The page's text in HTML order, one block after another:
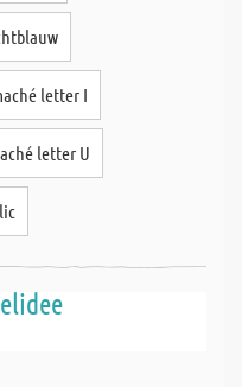
letter I
letter U